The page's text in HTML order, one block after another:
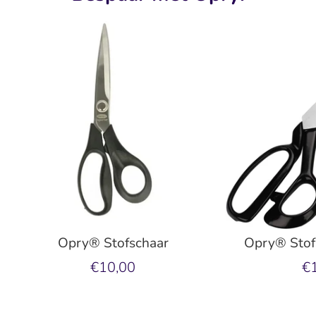
Opry® Stofschaar
€10,00
Opry®